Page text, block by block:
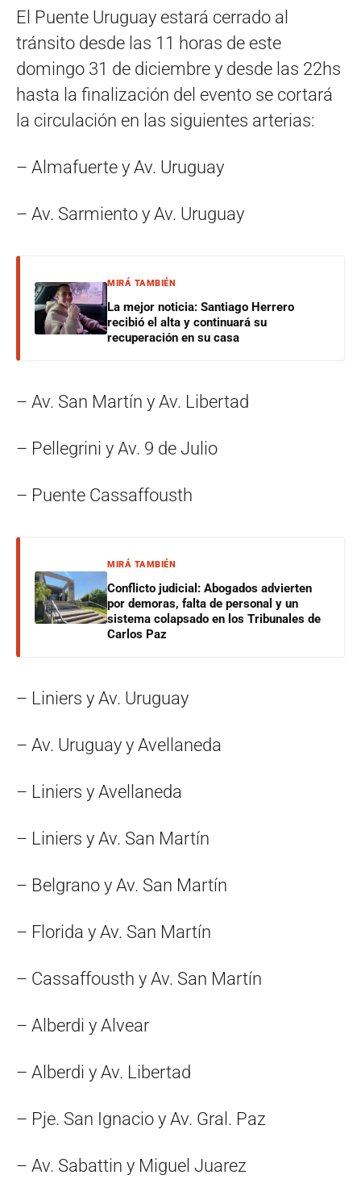
El Puente Uruguay estará cerrado al
tránsito desde las 11 horas de este
domingo 31 de diciembre y desde las 22hs
hasta la finalización del evento se cortará
la circulación en las siguientes arterias:
– Almafuerte y Av. Uruguay
– Av. Sarmiento y Av. Uruguay
MIRÁ TAMBIÉN
La mejor noticia: Santiago Herrero
recibió el alta y continuará su
recuperación en su casa
– Av. San Martín y Av. Libertad
– Pellegrini y Av. 9 de Julio
– Puente Cassaffousth
MIRÁ TAMBIÉN
Conflicto judicial: Abogados advierten
por demoras, falta de personal y un
sistema colapsado en los Tribunales de
Carlos Paz
– Liniers y Av. Uruguay
– Av. Uruguay y Avellaneda
– Liniers y Avellaneda
– Liniers y Av. San Martín
– Belgrano y Av. San Martín
– Florida y Av. San Martín
– Cassaffousth y Av. San Martín
– Alberdi y Alvear
– Alberdi y Av. Libertad
– Pje. San Ignacio y Av. Gral. Paz
– Av. Sabattin y Miguel Juarez